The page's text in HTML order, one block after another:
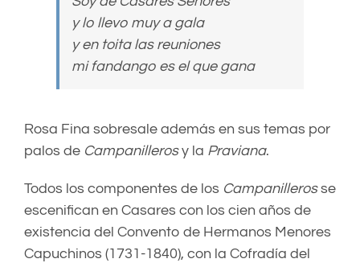
y lo llevo muy a gala
y en toita las reuniones
mi fandango es el que gana
Rosa Fina sobresale además en sus temas por
palos de Campanillerosy la Praviana.
Todos los componentes de los Campanillerosse
escenifican en Casares con los cien años de
existencia del Convento de Hermanos Menores
Capuchinos (1731-1840), con la Cofradía del